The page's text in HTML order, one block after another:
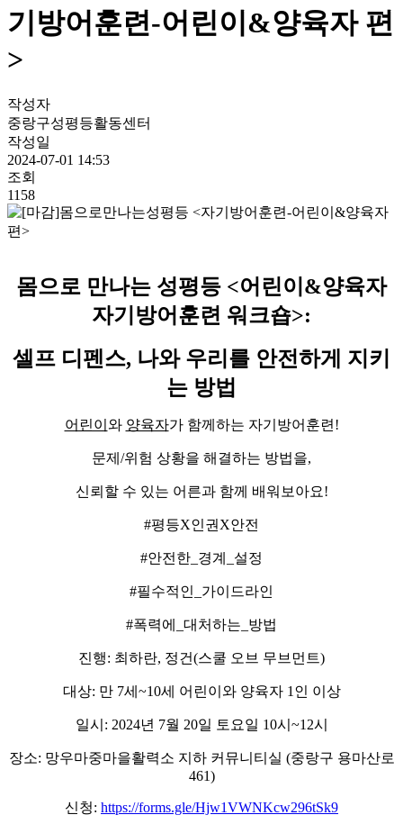
기방어훈련-어린이&양육자 편
>
작성자
중랑구성평등활동센터
작성일
2024-07-01 14:53
조회
1158
몸으로 만나는 성평등 <어린이 &양육자
자기방어훈련 워크숍>:
셀프 디펜스, 나와 우리를 안전하게 지키
는 방법
어린이 와 양육자가 함께하는 자기방어훈련!
문제/위험 상황을 해결하는 방법을,
신뢰할 수 있는 어른과 함께 배워보아요!
​#평등X인권X안전
#안전한_경계_설정
#필수적인_가이드라인
#폭력에_대처하는_방법
​​진행: 최하란, 정건(스쿨 오브 무브먼트)
​대상: 만 7세~10세 어린이와 양육자 1인 이상
​일시: 2024년 7월 20일 토요일 10시~12시​
장소: 망우마중마을활력소 지하 커뮤니티실 (중랑구 용마산로
461)
​신청: https://forms.gle/Hjw1VWNKcw296tSk9